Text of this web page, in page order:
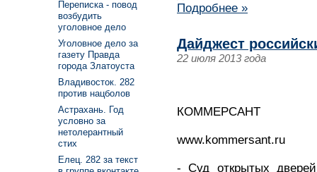
Подробнее »
Дайджест
22 июля 2013 года
КОММЕРСАНТ
www.kommersant.ru
- Суд открытых
Переписка - повод
возбудить
уголовное дело
Уголовное дело за
газету Правда
города Златоуста
Владивосток. 282
против нацболов
Астрахань. Год
условно за
нетолерантный
стих
Елец. 282 за текст